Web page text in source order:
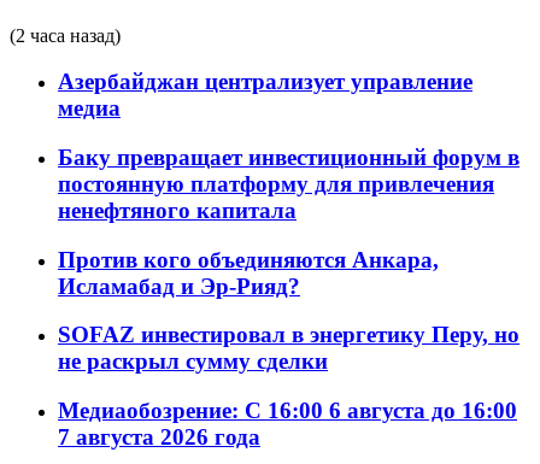
(2 часа назад)
Азербайджан централизует управление
медиа
Баку превращает инвестиционный форум в
постоянную платформу для привлечения
ненефтяного капитала
Против кого объединяются Анкара,
Исламабад и Эр-Рияд?
SOFAZ инвестировал в энергетику Перу, но
не раскрыл сумму сделки
Медиаобозрение: С 16:00 6 августа до 16:00
7 августа 2026 года